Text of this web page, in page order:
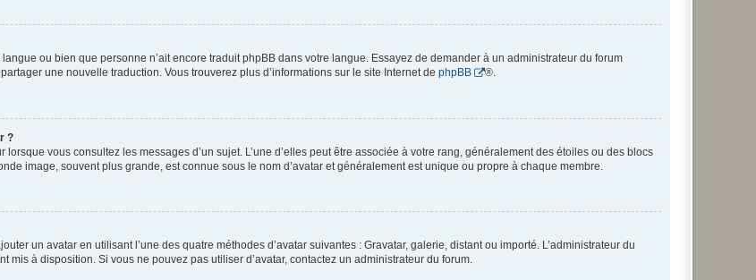
ou bien que personne n’ait encore traduit phpBB dans votre langue. Essayez de demander à un administrateur du forum
une nouvelle traduction. Vous trouverez plus d’informations sur le site Internet de phpBB ®.
?
vous consultez les messages d’un sujet. L’une d’elles peut être associée à votre rang, généralement des étoiles ou des blocs
image, souvent plus grande, est connue sous le nom d’avatar et généralement est unique ou propre à chaque membre.
un avatar en utilisant l’une des quatre méthodes d’avatar suivantes : Gravatar, galerie, distant ou importé. L’administrateur du
à disposition. Si vous ne pouvez pas utiliser d’avatar, contactez un administrateur du forum.